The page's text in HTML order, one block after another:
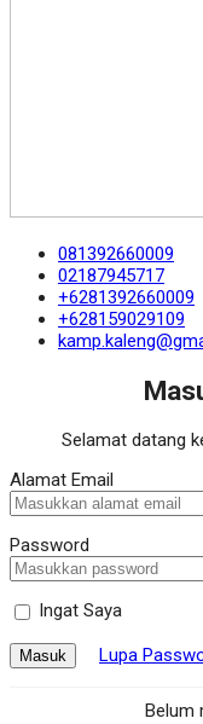
081392660009
02187945717
+6281392660009
+628159029109
Selamat datang
Alamat Email
Password
Ingat Saya
Masuk Lupa
Belum